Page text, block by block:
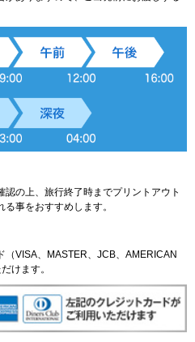
の上、旅行終了時までプリントアウト
事をおすすめします。
VISA、MASTER、JCB、AMERICAN
けます。